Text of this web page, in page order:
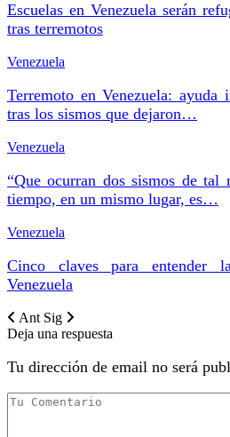
Escuelas en Venezuela serán
tras terremotos
Venezuela
Terremoto en Venezuela: ayuda
tras los sismos que dejaron…
Venezuela
“Que ocurran dos sismos de tal
tiempo, en un mismo lugar, es…
Venezuela
Cinco claves para entender
Venezuela
Ant Sig
Deja una respuesta
Tu dirección de email no será